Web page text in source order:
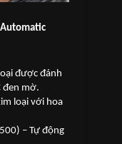
Automatic
được đánh
đen mờ.
loại với hoa
– Tự động